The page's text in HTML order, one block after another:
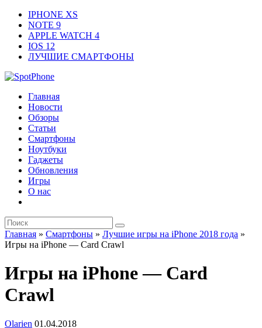
IPHONE XS
NOTE 9
APPLE WATCH 4
IOS 12
ЛУЧШИЕ СМАРТФОНЫ
Главная
Новости
Обзоры
Статьи
Смартфоны
Ноутбуки
Гаджеты
Обновления
Игры
О нас
Главная » Смартфоны » Лучшие игры на iPhone 2018 года »
Игры на iPhone — Card Crawl
Игры на iPhone — Card
Crawl
Olarien 01.04.2018